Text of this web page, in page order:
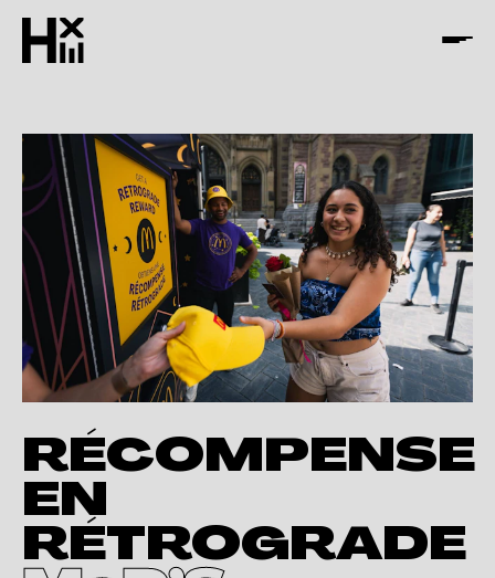
RÉCOMPENSE
EN
RÉTROGRADE